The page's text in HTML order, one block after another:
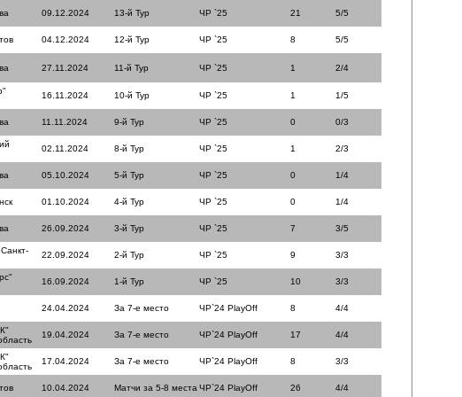
09.12.2024 13-й Тур ЧР `25 21 5/5
04.12.2024 12-й Тур ЧР `25 8 5/5
27.11.2024 11-й Тур ЧР `25 1 2/4
16.11.2024 10-й Тур ЧР `25 1 1/5
11.11.2024 9-й Тур ЧР `25 0 0/3
02.11.2024 8-й Тур ЧР `25 1 2/3
05.10.2024 5-й Тур ЧР `25 0 1/4
01.10.2024 4-й Тур ЧР `25 0 1/4
26.09.2024 3-й Тур ЧР `25 7 3/5
22.09.2024 2-й Тур ЧР `25 9 3/3
16.09.2024 1-й Тур ЧР `25 10 3/3
24.04.2024 За 7-е место ЧР`24 PlayOff 8 4/4
19.04.2024 За 7-е место ЧР`24 PlayOff 17 4/4
17.04.2024 За 7-е место ЧР`24 PlayOff 8 3/3
10.04.2024 Матчи за 5-8 места ЧР`24 PlayOff 26 4/4